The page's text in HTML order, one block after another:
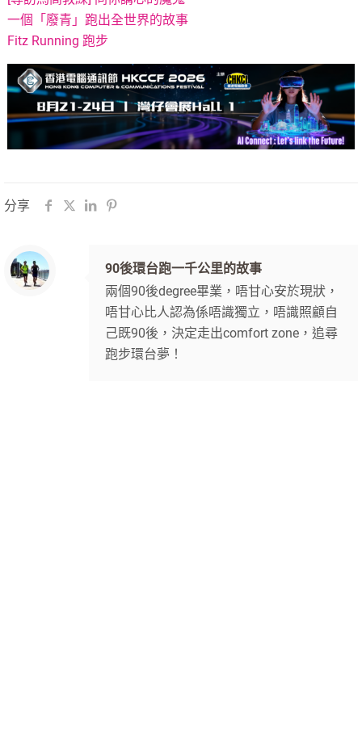
一個「廢青」跑出全世界的故事
Fitz Running 跑步
分享
90後環台跑一千公里的故事
兩個90後degree畢業，唔甘心安於現狀，
唔甘心比人認為係唔識獨立，唔識照顧自
己既90後，決定走出comfort zone，追尋
跑步環台夢！